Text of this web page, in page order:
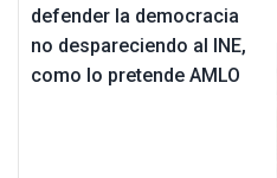
defender la democracia
no despareciendo al INE,
como lo pretende AMLO